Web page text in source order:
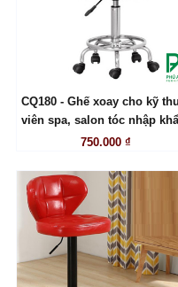
LIÊN HỆ
CQ180 - Ghế xoay cho kỹ
viên spa, salon tóc nhập
750.000 ₫